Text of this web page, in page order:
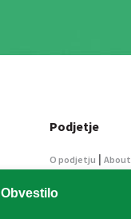
Obvestilo
Podjetje
O podjetju | About
Informacije javnega